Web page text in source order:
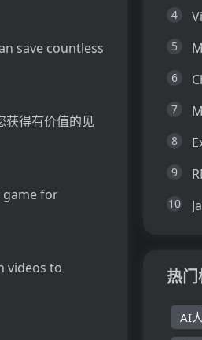
save countless
得有价值的见
game for
videos to
4
5
6
7
8
9
10
热
AI